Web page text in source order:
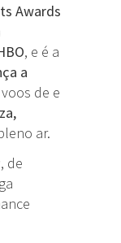
Awards
, e é a
a
de e
ar.
, de